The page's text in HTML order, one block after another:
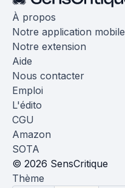
À propos
Notre application mobile
Notre extension
Aide
Nous contacter
Emploi
L'édito
CGU
Amazon
SOTA
© 2026 SensCritique
Thème